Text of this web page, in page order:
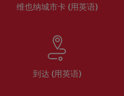
维也纳城市卡 (用英语)
到达 (用英语)